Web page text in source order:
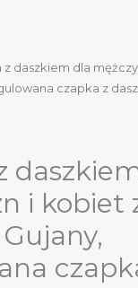
z daszkiem dla
czapka z
i kobiet